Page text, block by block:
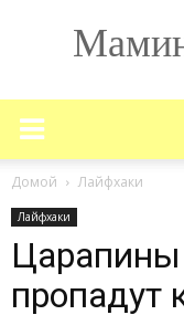
Домой Лайфхаки
Лайфхаки
пропадут